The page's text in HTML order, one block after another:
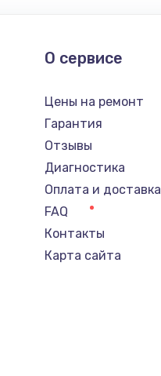
О сервисе
Цены на ремонт
Гарантия
Отзывы
Диагностика
Оплата и доставка
FAQ
Контакты
Карта сайта